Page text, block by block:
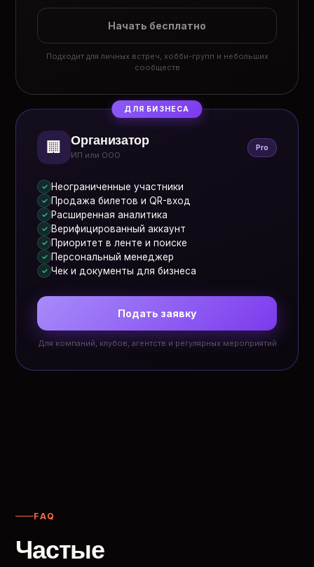
Начать бесплатно
Подходит для личных встреч, хобби-групп и небольших
сообществ
ДЛЯ БИЗНЕСА
🏢 Организатор
ИП или ООО
Pro
✓ Неограниченные участники
✓ Продажа билетов и QR-вход
✓ Расширенная аналитика
✓ Верифицированный аккаунт
✓ Приоритет в ленте и поиске
✓ Персональный менеджер
✓ Чек и документы для бизнеса
Подать заявку
Для компаний, клубов, агентств и регулярных мероприятий
FAQ
Частые